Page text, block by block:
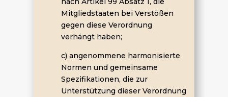
Mitgliedstaaten bei Verstößen
gegen diese Verordnung
verhängt haben;
c) angenommene harmonisierte
Normen und gemeinsame
Spezifikationen, die zur
Unterstützung dieser Verordnung